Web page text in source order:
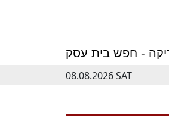
08.08.2026 SAT